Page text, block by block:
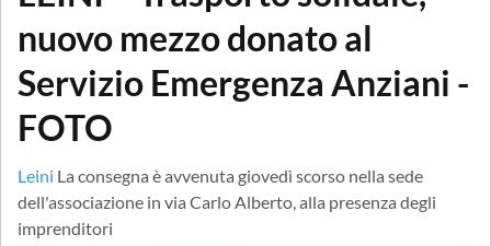
nuovo mezzo donato al
Servizio Emergenza Anziani -
FOTO
Leini La consegna è avvenuta giovedì scorso nella sede
dell'associazione in via Carlo Alberto, alla presenza degli
imprenditori